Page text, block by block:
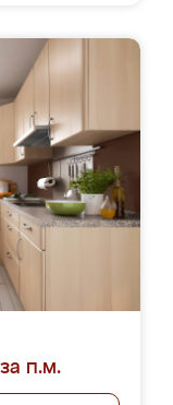
п.м.